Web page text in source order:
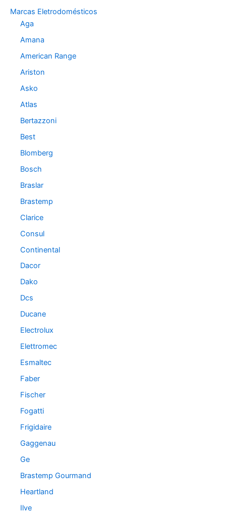
rMarcas Eletrodomésticos
Aga
Amana
American Range
Ariston
Asko
Atlas
Bertazzoni
Best
Blomberg
Bosch
Braslar
Brastemp
Clarice
Consul
Continental
Dacor
Dako
Dcs
Ducane
Electrolux
Elettromec
Esmaltec
Faber
Fischer
Fogatti
Frigidaire
Gaggenau
Ge
Brastemp Gourmand
Heartland
Ilve